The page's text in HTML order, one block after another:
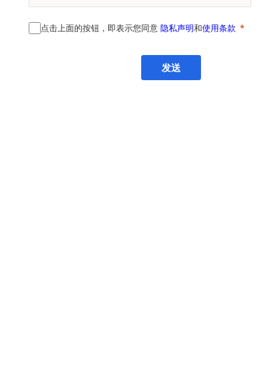
点击上面的按钮，即表示您同意 隐私声明和使用条款
发送